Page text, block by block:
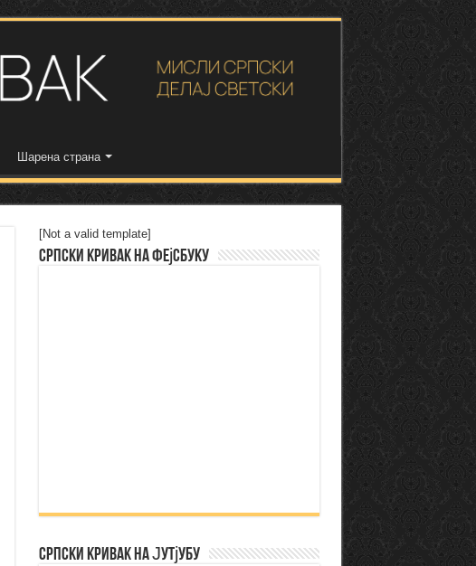
Шарена страна
[Not a valid template]
Српски Кривак на Фејсбуку
Српски Кривак на Јутјубу